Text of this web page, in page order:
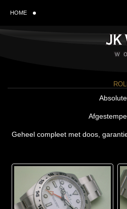
HOME
Geheel compleet met doos,